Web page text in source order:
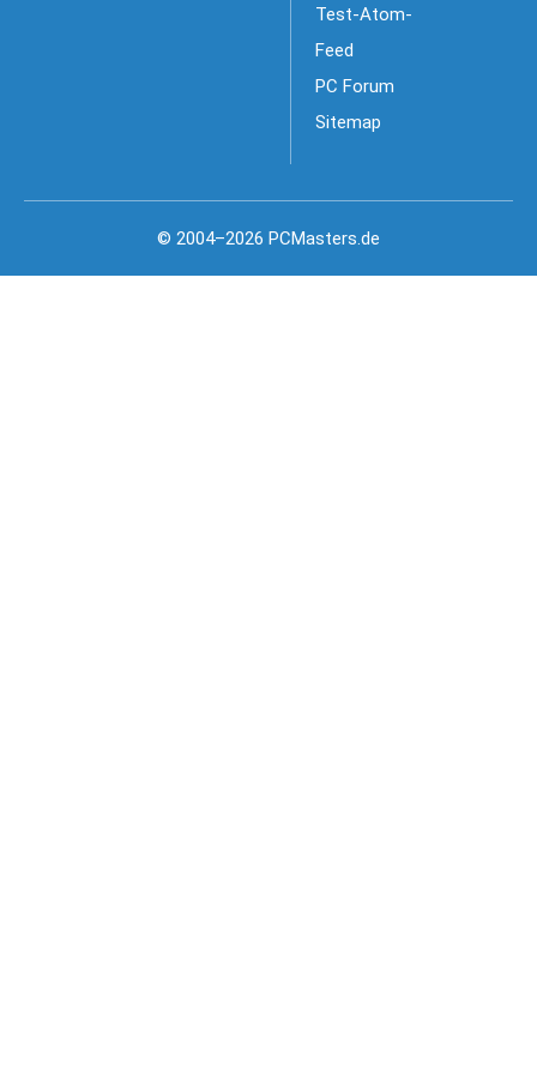
Test-Atom-
Feed
PC Forum
Sitemap
© 2004–2026 PCMasters.de